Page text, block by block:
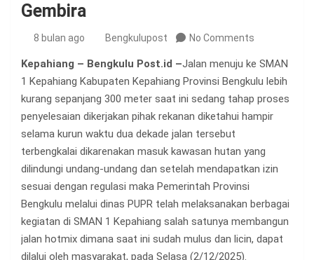
Gembira
8 bulan ago Bengkulupost No Comments
Kepahiang – Bengkulu Post.id –Jalan menuju ke SMAN
1 Kepahiang Kabupaten Kepahiang Provinsi Bengkulu lebih
kurang sepanjang 300 meter saat ini sedang tahap proses
penyelesaian dikerjakan pihak rekanan diketahui hampir
selama kurun waktu dua dekade jalan tersebut
terbengkalai dikarenakan masuk kawasan hutan yang
dilindungi undang-undang dan setelah mendapatkan izin
sesuai dengan regulasi maka Pemerintah Provinsi
Bengkulu melalui dinas PUPR telah melaksanakan berbagai
kegiatan di SMAN 1 Kepahiang salah satunya membangun
jalan hotmix dimana saat ini sudah mulus dan licin, dapat
dilalui oleh masyarakat, pada Selasa (2/12/2025).